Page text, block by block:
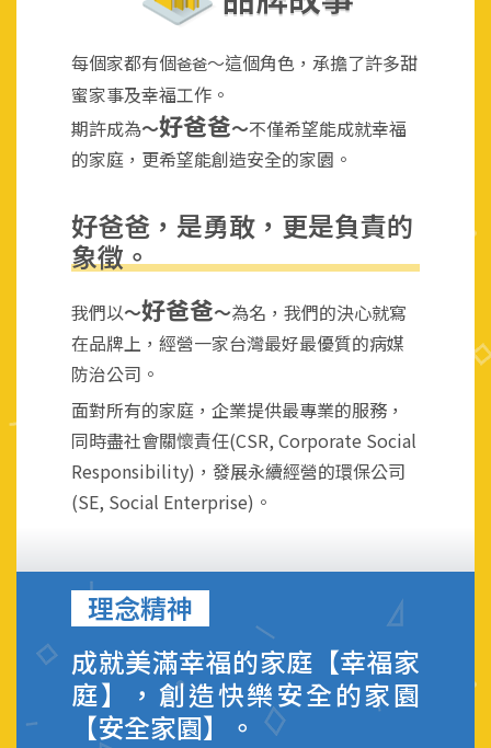
每個家都有個爸爸～這個角色，承擔了許多甜
蜜家事及幸福工作。
期許成為～好爸爸～不僅希望能成就幸福
的家庭，更希望能創造安全的家園。
好爸爸，是勇敢，更是負責的
象徵。
我們以～好爸爸～為名，我們的決心就寫
在品牌上，經營一家台灣最好最優質的病媒
防治公司。
面對所有的家庭，企業提供最專業的服務，
同時盡社會關懷責任(CSR, Corporate Social
Responsibility)，發展永續經營的環保公司
(SE, Social Enterprise)。
理念精神
成就美滿幸福的家庭【幸福家
庭】，創造快樂安全的家園
【安全家園】。